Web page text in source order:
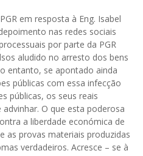
em resposta à Eng. Isabel
nas redes sociais
por parte da PGR
aludido no arresto dos bens
entanto, se apontado ainda
públicas com essa infecção
públicas, os seus reais
O que esta poderosa
a liberdade económica de
as provas materiais produzidas
verdadeiros. Acresce – se à